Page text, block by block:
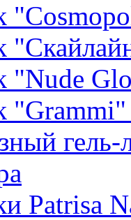
"Nude
Patrisa